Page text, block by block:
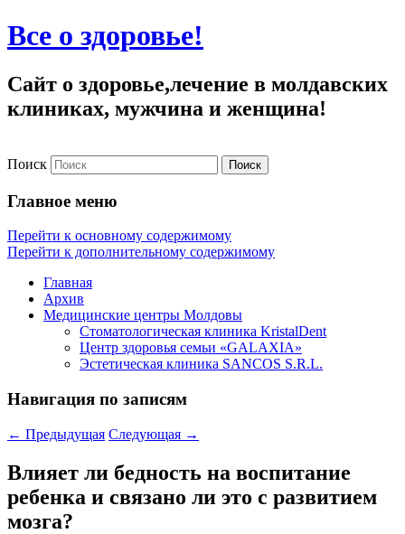
Все о здоровье!
Сайт о здоровье,лечение в молдавских
клиниках, мужчина и женщина!
Поиск
Главное меню
Перейти к основному содержимому
Перейти к дополнительному содержимому
Главная
Архив
Медицинские центры Молдовы
Стоматологическая клиника KristalDent
Центр здоровья семьи «GALAXIA»
Эстетическая клиника SANCOS S.R.L.
Навигация по записям
← Предыдущая Следующая →
Влияет ли бедность на воспитание
ребенка и связано ли это с развитием
мозга?